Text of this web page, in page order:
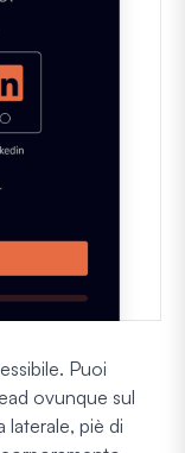
Puoi
ovunque sul
laterale, piè di